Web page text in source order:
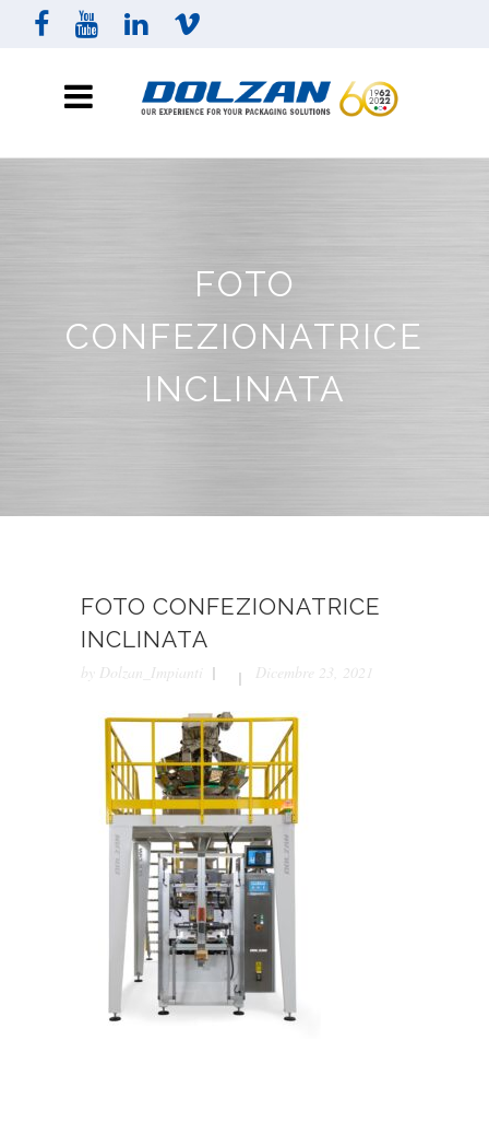
FOTO
CONFEZIONATRICE
INCLINATA
FOTO CONFEZIONATRICE
INCLINATA
by Dolzan_Impianti Dicembre 23, 2021